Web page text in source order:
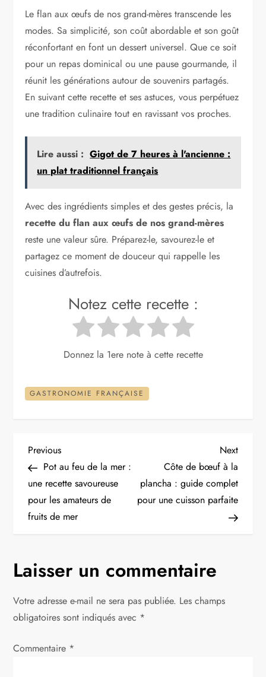
Le flan aux œufs de nos grand-mères transcende les
modes. Sa simplicité, son coût abordable et son goût
réconfortant en font un dessert universel. Que ce soit
pour un repas dominical ou une pause gourmande, il
réunit les générations autour de souvenirs partagés.
En suivant cette recette et ses astuces, vous perpétuez
une tradition culinaire tout en ravissant vos proches.
Lire aussi : Gigot de 7 heures à l'ancienne :
un plat traditionnel français
Avec des ingrédients simples et des gestes précis, la
recette du flan aux œufs de nos grand-mères
reste une valeur sûre. Préparez-le, savourez-le et
partagez ce moment de douceur qui rappelle les
cuisines d’autrefois.
Notez cette recette :
Donnez la 1ere note à cette recette
GASTRONOMIE FRANÇAISE
N
a
v
g
a
t
i
Previous
Post
Previous
Pot au feu de la mer :
une recette savoureuse
pour les amateurs de
fruits de mer
Next
Post
Next
Côte de bœuf à la
plancha : guide complet
pour une cuisson parfaite
Laisser un commentaire
Votre adresse e-mail ne sera pas publiée. Les champs
obligatoires sont indiqués avec *
Commentaire *